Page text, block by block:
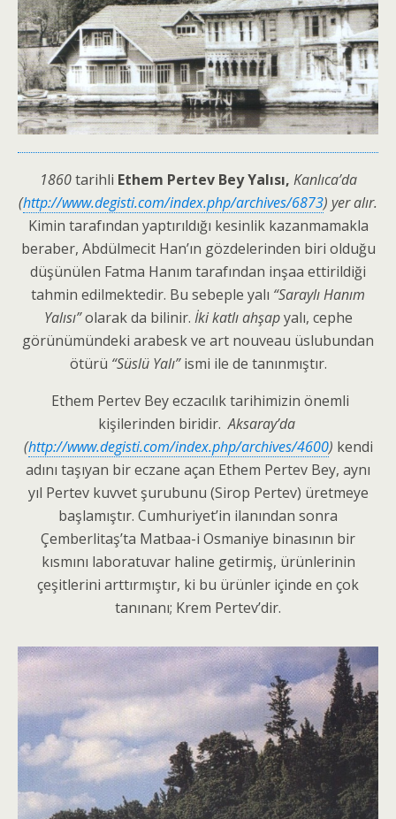
1860tarihli Ethem Pertev Bey Yalısı, Kanlıca’da
(http://www.degisti.com/index.php/archives/6873) yer alır.
Kimin tarafından yaptırıldığı kesinlik kazanmamakla
beraber, Abdülmecit Han’ın gözdelerinden biri olduğu
düşünülen Fatma Hanım tarafından inşaa ettirildiği
tahmin edilmektedir. Bu sebeple yalı “Saraylı Hanım
Yalısı”olarak da bilinir. İki katlı ahşapyalı, cephe
görünümündeki arabesk ve art nouveau üslubundan
ötürü “Süslü Yalı”ismi ile de tanınmıştır.
Ethem Pertev Bey eczacılık tarihimizin önemli
kişilerinden biridir.Aksaray’da
(http://www.degisti.com/index.php/archives/4600) kendi
adını taşıyan bir eczane açan Ethem Pertev Bey, aynı
yıl Pertev kuvvet şurubunu (Sirop Pertev) üretmeye
başlamıştır. Cumhuriyet’in ilanından sonra
Çemberlitaş’ta Matbaa-i Osmaniye binasının bir
kısmını laboratuvar haline getirmiş, ürünlerinin
çeşitlerini arttırmıştır, ki bu ürünler içinde en çok
tanınanı; Krem Pertev’dir.